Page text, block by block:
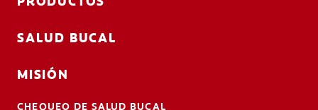
SALUD BUCAL
MISIÓN
CHEQUEO DE SALUD BUCAL